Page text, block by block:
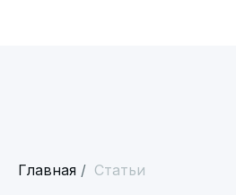
Главная / Статьи